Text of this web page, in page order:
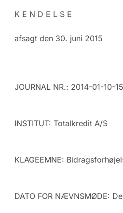
K E N D E L S E
afsagt den 30. juni 2015
JOURNAL NR.: 2014-01-10-
INSTITUT: Totalkredit A/S
KLAGEEMNE:
DATO FOR NÆVNSMØDE: